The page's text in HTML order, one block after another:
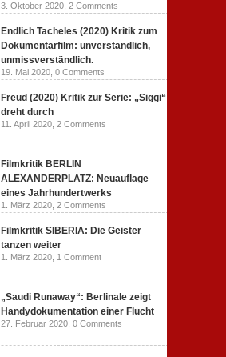
3. Oktober 2020, 2 Comments
Endlich Tacheles (2020) Kritik zum
Dokumentarfilm: unverständlich,
unmissverständlich.
19. Mai 2020, 0 Comments
Freud (2020) Kritik zur Serie: „Siggi“
dreht durch
11. April 2020, 2 Comments
Filmkritik BERLIN
ALEXANDERPLATZ: Neuauflage
eines Jahrhundertwerks
1. März 2020, 2 Comments
Filmkritik SIBERIA: Die Geister
tanzen weiter
1. März 2020, 1 Comment
„Saudi Runaway“: Berlinale zeigt
Handydokumentation einer Flucht
27. Februar 2020, 0 Comments